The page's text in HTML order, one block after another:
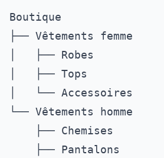
Boutique
├── Vêtements femme
│   ├── Robes
│   ├── Tops
│   └── Accessoires
└── Vêtements homme
    ├── Chemises
    ├── Pantalons